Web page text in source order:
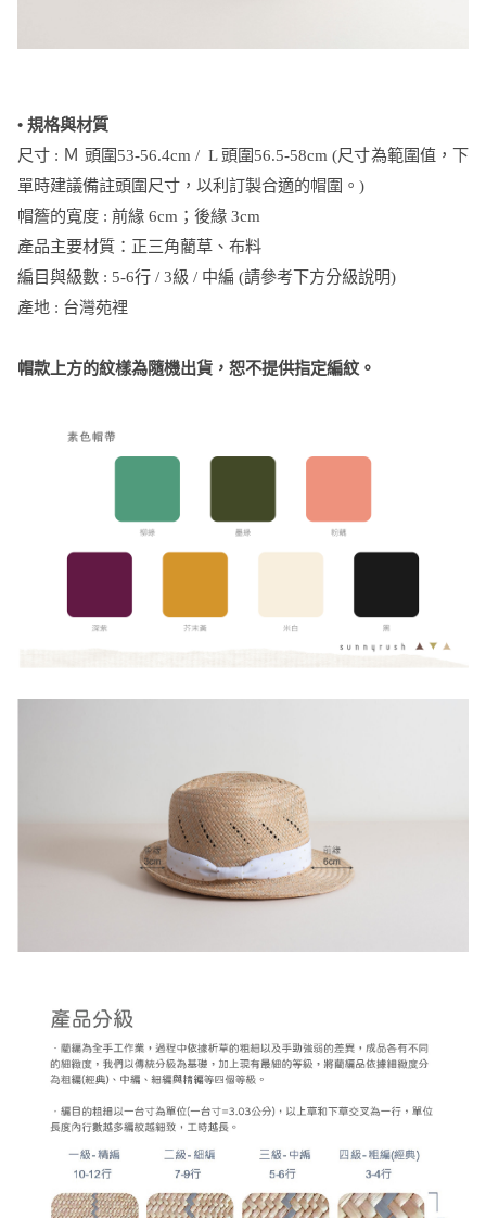
• 規格與材質
尺寸 : Ｍ 頭圍53-56.4cm / L 頭圍56.5-58cm (尺寸為範圍值，下
單時建議備註頭圍尺寸，以利訂製合適的帽圍。)
帽簷的寬度 : 前緣 6cm；後緣 3cm
產品主要材質：正三角藺草、布料
編目與級數 : 5-6行 / 3級 / 中編 (請參考下方分級說明)
產地 : 台灣苑裡
帽款上方的紋樣為隨機出貨，恕不提供指定編紋。